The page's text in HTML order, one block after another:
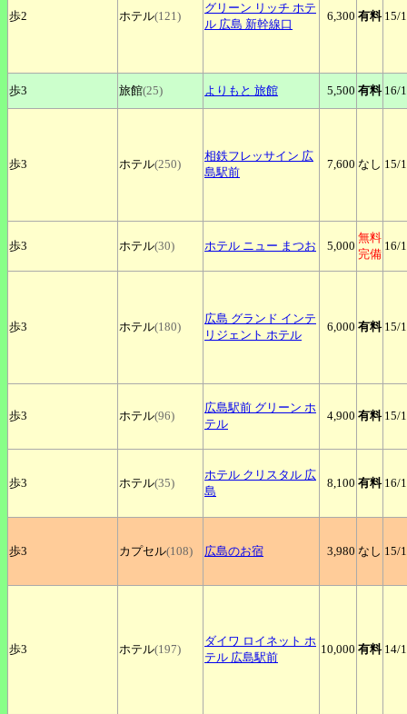
歩2 ホテル(121)
グリーン リッチ ホテ
ル 広島 新幹線口
6,300 有料 15/
歩3 旅館(25) よりもと 旅館 5,500 有料 16/
歩3 ホテル(250)
相鉄フレッサイン 広
島駅前
7,600 なし 15/
歩3 ホテル(30) ホテル ニュー まつお 5,000
無料
完備
16/
歩3 ホテル(180)
広島 グランド インテ
リジェント ホテル
6,000 有料 15/
歩3 ホテル(96)
広島駅前 グリーン ホ
テル
4,900 有料 15/
歩3 ホテル(35)
ホテル クリスタル 広
島
8,100 有料 16/
歩3 カプセル(108) 広島のお宿 3,980 なし 15/
歩3 ホテル(197)
ダイワ ロイネット ホ
テル 広島駅前
10,000 有料 14/